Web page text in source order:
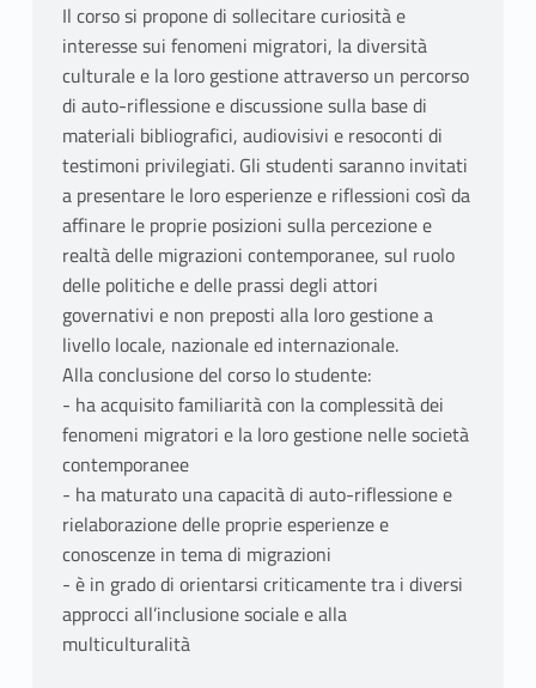
Il corso si propone di sollecitare curiosità e
interesse sui fenomeni migratori, la diversità
culturale e la loro gestione attraverso un percorso
di auto-riflessione e discussione sulla base di
materiali bibliografici, audiovisivi e resoconti di
testimoni privilegiati. Gli studenti saranno invitati
a presentare le loro esperienze e riflessioni così da
affinare le proprie posizioni sulla percezione e
realtà delle migrazioni contemporanee, sul ruolo
delle politiche e delle prassi degli attori
governativi e non preposti alla loro gestione a
livello locale, nazionale ed internazionale.
Alla conclusione del corso lo studente:
- ha acquisito familiarità con la complessità dei
fenomeni migratori e la loro gestione nelle società
contemporanee
- ha maturato una capacità di auto-riflessione e
rielaborazione delle proprie esperienze e
conoscenze in tema di migrazioni
- è in grado di orientarsi criticamente tra i diversi
approcci all’inclusione sociale e alla
multiculturalità